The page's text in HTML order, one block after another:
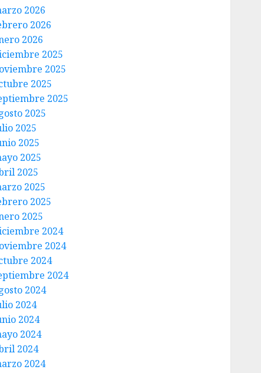
2026
2026
2026
2025
2025
2025
2025
2025
2025
2025
2025
2025
2025
2025
2025
2024
2024
2024
2024
2024
2024
2024
2024
2024
2024